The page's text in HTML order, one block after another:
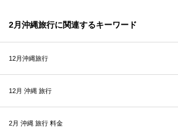
2月沖縄旅行に関連するキーワード
12月沖縄旅行
12月 沖縄 旅行
2月 沖縄 旅行 料金